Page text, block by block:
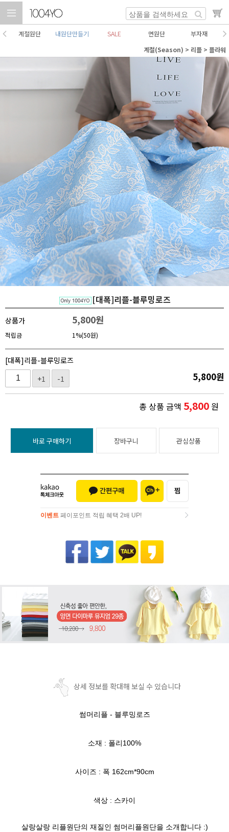
계절원단 내원단만들기 SALE 면원단
부자재
계절(Season) > 리플 > 플라워
[대폭]리플-블루밍로즈
상품가 5,800원
적립금 1%(50원)
[대폭]리플-블루밍로즈
+1
-1 5,800원
총 상품 금액 5,800원
바로 구매하기 장바구니 관심상품
이벤트 페이포인트 적립 혜택 2배 UP!
상세 정보를 확대해 보실 수 있습니다
썸머리플 - 블루밍로즈
소재 : 폴리100%
사이즈 : 폭 162cm*90cm
색상 : 스카이
살랑살랑 리플원단의 재질인 썸머리플원단을 소개합니다 :)